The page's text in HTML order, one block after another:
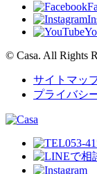
© Casa. All Rights
サイトマッ
プライバシ
053-